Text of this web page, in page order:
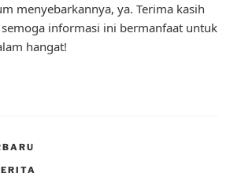
menyebarkannya, ya. Terima kasih
informasi ini bermanfaat untuk
hangat!